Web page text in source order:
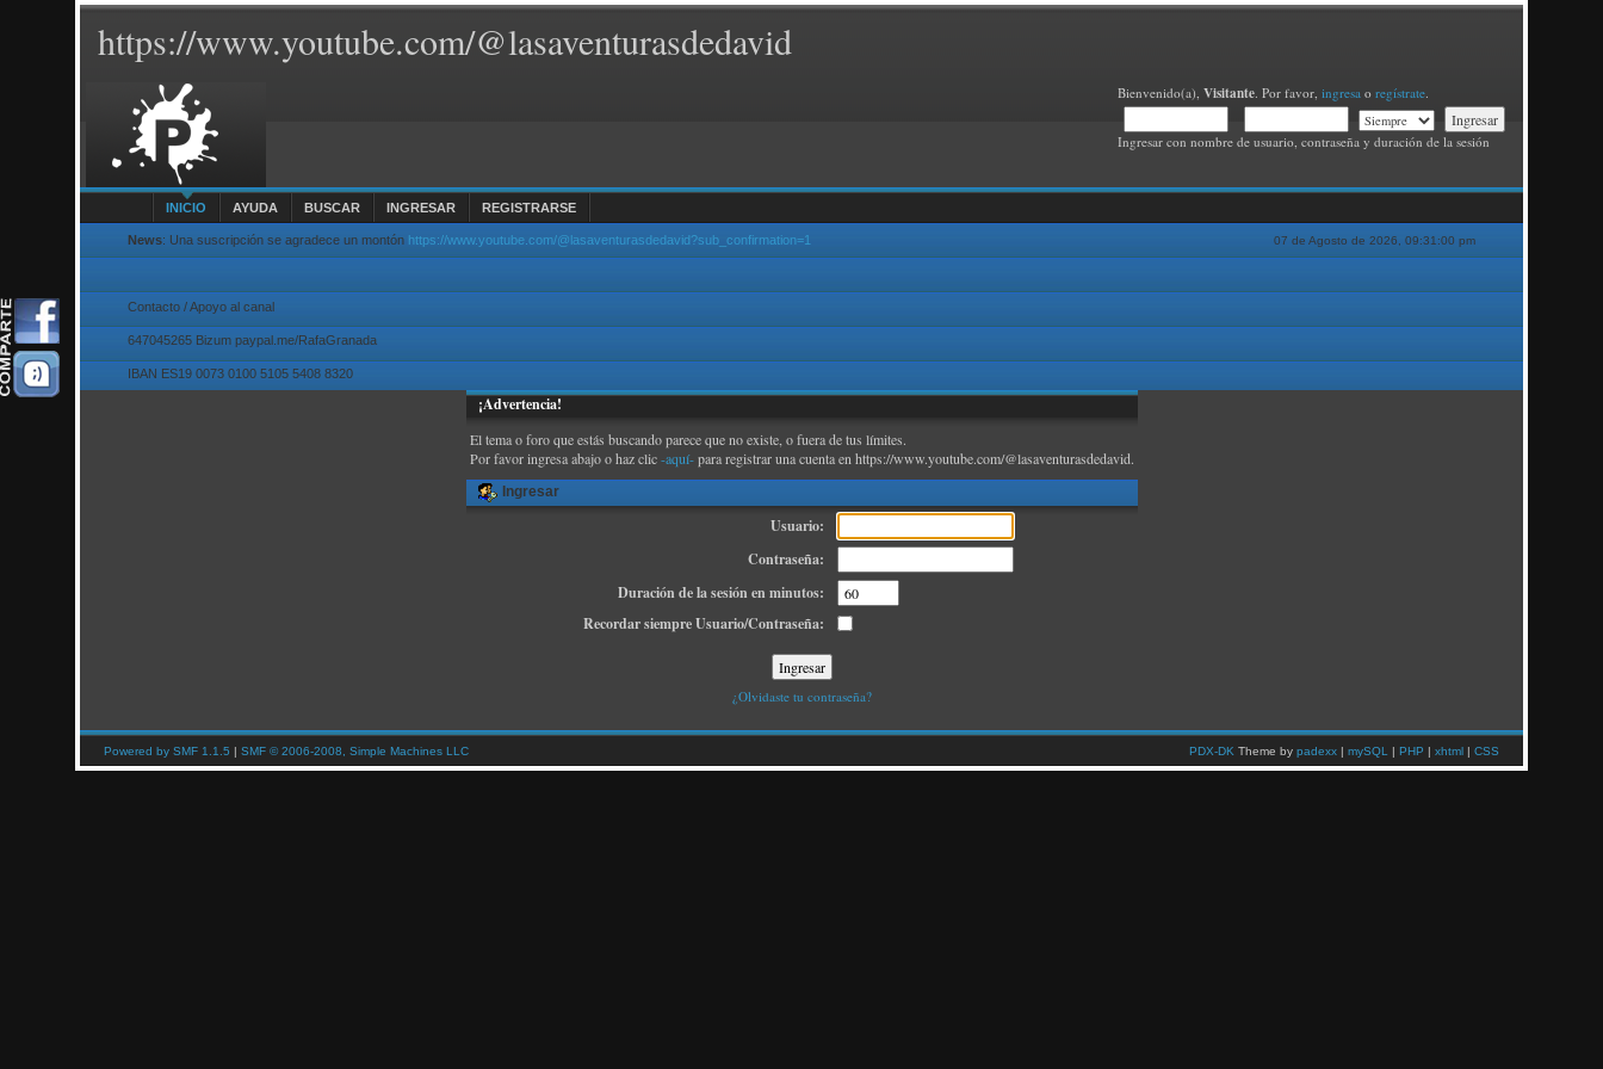
https://www.youtube.com/@lasaventurasdedavid
Bienvenido(a), Visitante. Por favor, ingresao regístrate.
Ingresar con nombre de usuario, contraseña y duración de la sesión
INICIO AYUDA BUSCAR INGRESAR REGISTRARSE
07 de Agosto de 2026, 09:31:00 pm
News: Una suscripción se agradece un montón https://www.youtube.com/@lasaventurasdedavid?sub_confirmation=1
Contacto / Apoyo al canal
647045265 Bizum paypal.me/RafaGranada
IBAN ES19 0073 0100 5105 5408 8320
¡Advertencia!
El tema o foro que estás buscando parece que no existe, o fuera de tus límites.
Por favor ingresa abajo o haz clic-aquí-para registrar una cuenta en https://www.youtube.com/@lasaventurasdedavid.
Ingresar
Usuario:
Contraseña:
Duración de la sesión en minutos:
Recordar siempre Usuario/Contraseña:
¿Olvidaste tu contraseña?
Powered by SMF 1.1.5 |SMF © 2006-2008, Simple Machines LLC PDX-DK Theme by padexx| mySQL | PHP | xhtml| CSS